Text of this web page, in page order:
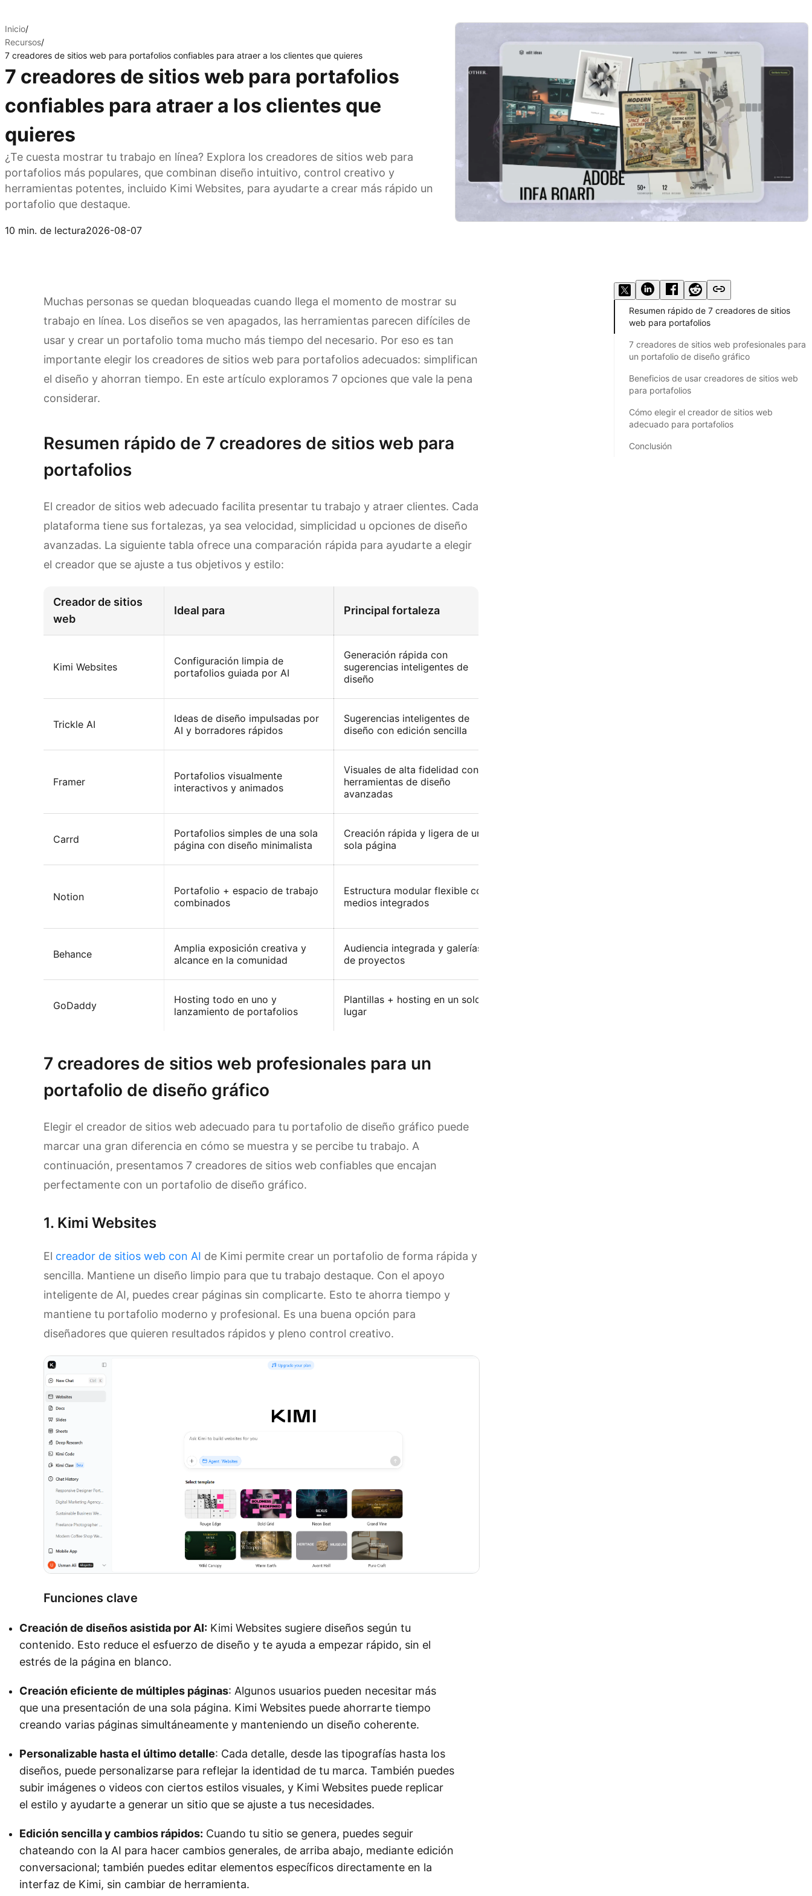
Inicio/
Recursos/
7 creadores de sitios web para portafolios confiables para atraer a los clientes que quieres
7 creadores de sitios web para portafolios
confiables para atraer a los clientes que
quieres
¿Te cuesta mostrar tu trabajo en línea? Explora los creadores de sitios web para
portafolios más populares, que combinan diseño intuitivo, control creativo y
herramientas potentes, incluido Kimi Websites, para ayudarte a crear más rápido un
portafolio que destaque.
10 min. de lectura2026-08-07
Muchas personas se quedan bloqueadas cuando llega el momento de mostrar su
trabajo en línea. Los diseños se ven apagados, las herramientas parecen difíciles de
usar y crear un portafolio toma mucho más tiempo del necesario. Por eso es tan
importante elegir los creadores de sitios web para portafolios adecuados: simplifican
el diseño y ahorran tiempo. En este artículo exploramos 7 opciones que vale la pena
considerar.
Resumen rápido de 7 creadores de sitios web para
portafolios
El creador de sitios web adecuado facilita presentar tu trabajo y atraer clientes. Cada
plataforma tiene sus fortalezas, ya sea velocidad, simplicidad u opciones de diseño
avanzadas. La siguiente tabla ofrece una comparación rápida para ayudarte a elegir
el creador que se ajuste a tus objetivos y estilo:
Creador de sitios
web
Ideal para Principal fortaleza
Kimi Websites
Configuración limpia de
portafolios guiada por AI
Generación rápida con
sugerencias inteligentes de
diseño
Trickle AI
Ideas de diseño impulsadas por
AI y borradores rápidos
Sugerencias inteligentes de
diseño con edición sencilla
Framer
Portafolios visualmente
interactivos y animados
Visuales de alta fidelidad con
herramientas de diseño
avanzadas
Carrd
Portafolios simples de una sola
página con diseño minimalista
Creación rápida y ligera de una
sola página
Notion
Portafolio + espacio de trabajo
combinados
Estructura modular flexible con
medios integrados
Behance
Amplia exposición creativa y
alcance en la comunidad
Audiencia integrada y galerías
de proyectos
GoDaddy
Hosting todo en uno y
lanzamiento de portafolios
Plantillas + hosting en un solo
lugar
7 creadores de sitios web profesionales para un
portafolio de diseño gráfico
Elegir el creador de sitios web adecuado para tu portafolio de diseño gráfico puede
marcar una gran diferencia en cómo se muestra y se percibe tu trabajo. A
continuación, presentamos 7 creadores de sitios web confiables que encajan
perfectamente con un portafolio de diseño gráfico.
1. Kimi Websites
El creador de sitios web con AI de Kimi permite crear un portafolio de forma rápida y
sencilla. Mantiene un diseño limpio para que tu trabajo destaque. Con el apoyo
inteligente de AI, puedes crear páginas sin complicarte. Esto te ahorra tiempo y
mantiene tu portafolio moderno y profesional. Es una buena opción para
diseñadores que quieren resultados rápidos y pleno control creativo.
Funciones clave
Creación de diseños asistida por AI: Kimi Websites sugiere diseños según tu
contenido. Esto reduce el esfuerzo de diseño y te ayuda a empezar rápido, sin el
estrés de la página en blanco.
Creación eficiente de múltiples páginas: Algunos usuarios pueden necesitar más
que una presentación de una sola página. Kimi Websites puede ahorrarte tiempo
creando varias páginas simultáneamente y manteniendo un diseño coherente.
Personalizable hasta el último detalle: Cada detalle, desde las tipografías hasta los
diseños, puede personalizarse para reflejar la identidad de tu marca. También puedes
subir imágenes o videos con ciertos estilos visuales, y Kimi Websites puede replicar
el estilo y ayudarte a generar un sitio que se ajuste a tus necesidades.
Edición sencilla y cambios rápidos: Cuando tu sitio se genera, puedes seguir
chateando con la AI para hacer cambios generales, de arriba abajo, mediante edición
conversacional; también puedes editar elementos específicos directamente en la
interfaz de Kimi, sin cambiar de herramienta.
Resumen rápido de 7 creadores de sitios
web para portafolios
7 creadores de sitios web profesionales para
un portafolio de diseño gráfico
Beneficios de usar creadores de sitios web
para portafolios
Cómo elegir el creador de sitios web
adecuado para portafolios
Conclusión